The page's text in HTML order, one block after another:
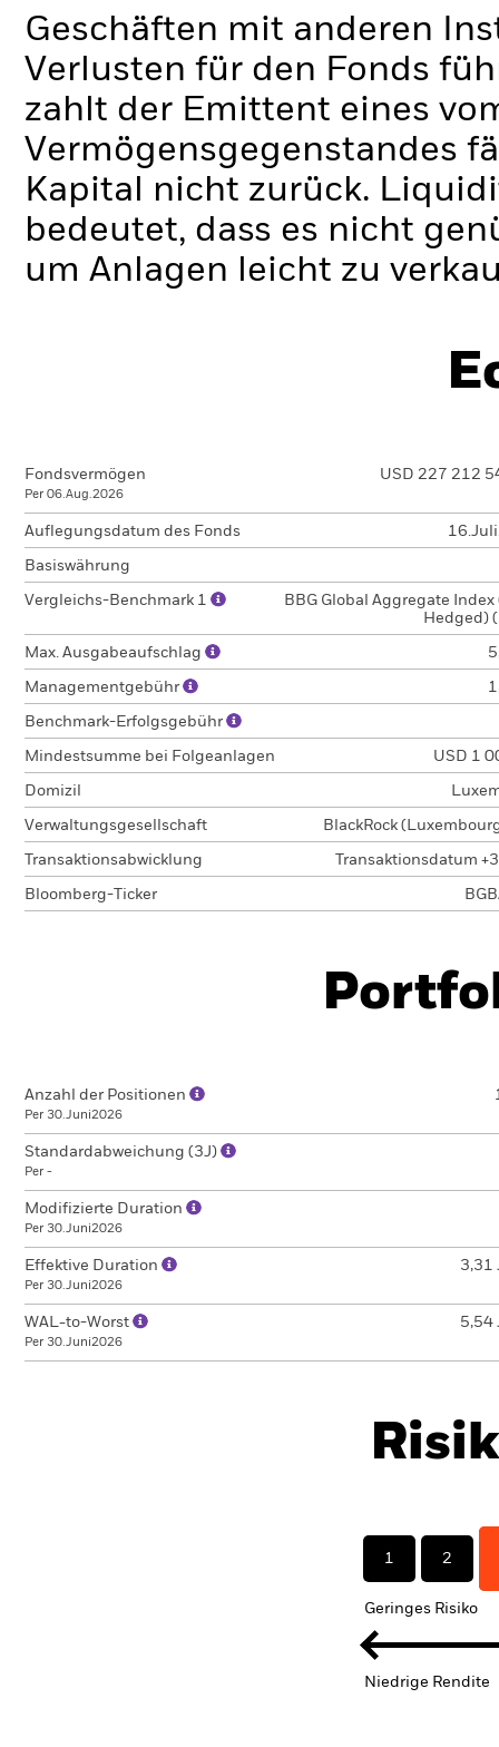
Geschäften mit anderen
Verlusten für den Fonds
zahlt der Emittent eines
Vermögensgegenstandes
Kapital nicht zurück.
bedeutet, dass es nicht
um Anlagen leicht zu
Fondsvermögen
Per 06.Aug.2026
USD 227 212
Auflegungsdatum des Fonds
Basiswährung
Vergleichs-Benchmark 1
BBG Global Aggregate Index
Hedged)
Max. Ausgabeaufschlag
Managementgebühr
Benchmark-Erfolgsgebühr
Mindestsumme bei Folgeanlagen USD 1
Domizil
Verwaltungsgesellschaft BlackRock
Transaktionsabwicklung Transaktionsdatum
Bloomberg-Ticker
Anzahl der Positionen
Per 30.Juni2026
Standardabweichung (3J)
Per -
Modifizierte Duration
Per 30.Juni2026
Effektive Duration
Per 30.Juni2026
3,31
WAL-to-Worst
Per 30.Juni2026
5,54
1 2
Geringes Risiko
Niedrige Rendite